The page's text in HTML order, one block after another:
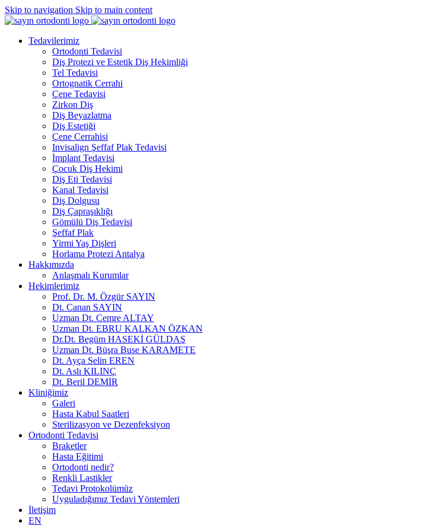
Skip to navigation Skip to main content
Tedavilerimiz
Ortodonti Tedavisi
Diş Protezi ve Estetik Diş Hekimliği
Tel Tedavisi
Ortognatik Cerrahi
Çene Tedavisi
Zirkon Diş
Diş Beyazlatma
Diş Estetiği
Çene Cerrahisi
Invisalign Şeffaf Plak Tedavisi
İmplant Tedavisi
Çocuk Diş Hekimi
Diş Eti Tedavisi
Kanal Tedavisi
Diş Dolgusu
Diş Çapraşıklığı
Gömülü Diş Tedavisi
Şeffaf Plak
Yirmi Yaş Dişleri
Horlama Protezi Antalya
Hakkımızda
Anlaşmalı Kurumlar
Hekimlerimiz
Prof. Dr. M. Özgür SAYIN
Dt. Canan SAYIN
Uzman Dt. Cemre ALTAY
Uzman Dt. EBRU KALKAN ÖZKAN
Dr.Dt. Begüm HASEKİ GÜLDAŞ
Uzman Dt. Büşra Buse KARAMETE
Dt. Ayça Selin EREN
Dt. Aslı KILINÇ
Dt. Beril DEMİR
Kliniğimiz
Galeri
Hasta Kabul Saatleri
Sterilizasyon ve Dezenfeksiyon
Ortodonti Tedavisi
Braketler
Hasta Eğitimi
Ortodonti nedir?
Renkli Lastikler
Tedavi Protokolümüz
Uyguladığımız Tedavi Yöntemleri
İletişim
EN